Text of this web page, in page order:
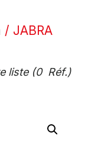
/ JABRA
liste (0 Réf.)